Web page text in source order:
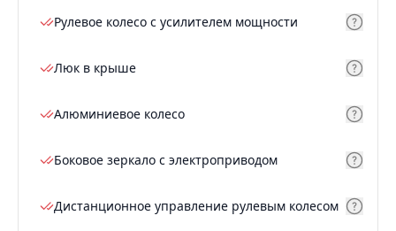
Рулевое колесо с усилителем мощности
Люк в крыше
Алюминиевое колесо
Боковое зеркало с электроприводом
Дистанционное управление рулевым колесом